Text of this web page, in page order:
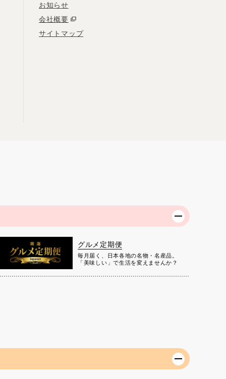
お知らせ
会社概要
サイトマップ
グルメ定期便
毎月届く、日本各地の名物・名産品。
「美味しい」で生活を変えませんか？